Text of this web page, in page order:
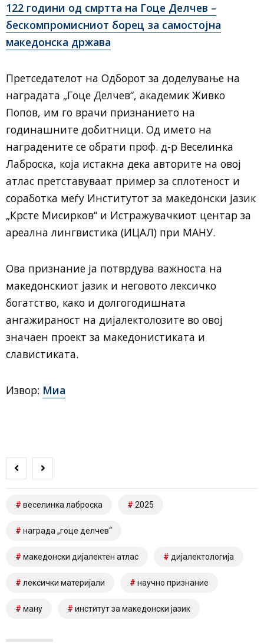
122 години од смртта на Гоце Делчев –
бескомпромисниот борец за самостојна
македонска држава
Претседателот на Одборот за доделување на
наградата „Гоце Делчев“, академик Живко
Попов, им го врачи признанието на
годинашните добитници. Од името на
наградените се обрати проф. д-р Веселинка
Лаброска, која истакна дека авторите на овој
атлас претставуваат пример за сплотеност и
соработка меѓу Институтот за македонски јазик
„Крсте Мисирков“ и Истражувачкиот центар за
ареална лингвистика (ИЦАЛ) при МАНУ.
Ова признание ја потврдува важноста на
македонскиот јазик и неговото лексичко
богатство, како и долгогодишната
ангажираност на дијалектолозите во овој
значаен проект за македонистиката и
славистиката.
Извор: Миа
веселинка лаброска 2025
награда „гоце делчев“
македонски дијалектен атлас дијалектологија
лексички материјали научно признание
ману институт за македонски јазик